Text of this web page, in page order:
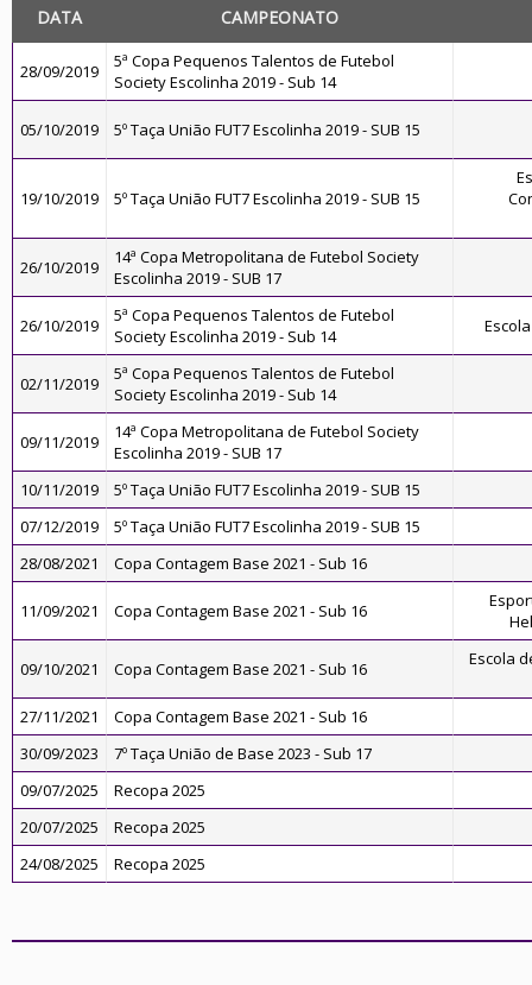
DATA CAMPEONATO
28/09/2019
5ª Copa Pequenos Talentos de Futebol
Society Escolinha 2019 - Sub 14
05/10/2019 5º Taça União FUT7 Escolinha 2019 - SUB 15
19/10/2019 5º Taça União FUT7 Escolinha 2019 - SUB 15
26/10/2019
14ª Copa Metropolitana de Futebol Society
Escolinha 2019 - SUB 17
26/10/2019
5ª Copa Pequenos Talentos de Futebol
Society Escolinha 2019 - Sub 14
02/11/2019
5ª Copa Pequenos Talentos de Futebol
Society Escolinha 2019 - Sub 14
09/11/2019
14ª Copa Metropolitana de Futebol Society
Escolinha 2019 - SUB 17
10/11/2019
5º Taça União FUT7 Escolinha 2019 - SUB 15
07/12/2019
5º Taça União FUT7 Escolinha 2019 - SUB 15
28/08/2021
Copa Contagem Base 2021 - Sub 16
11/09/2021 Copa Contagem Base 2021 - Sub 16
09/10/2021 Copa Contagem Base 2021 - Sub 16 Escola
27/11/2021
Copa Contagem Base 2021 - Sub 16
30/09/2023
7º Taça União de Base 2023 - Sub 17
09/07/2025
Recopa 2025
20/07/2025
Recopa 2025
24/08/2025
Recopa 2025